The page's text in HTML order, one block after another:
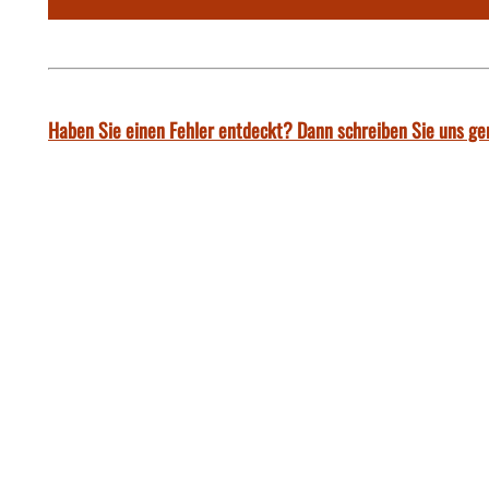
Haben Sie einen Fehler entdeckt? Dann schreiben Sie uns